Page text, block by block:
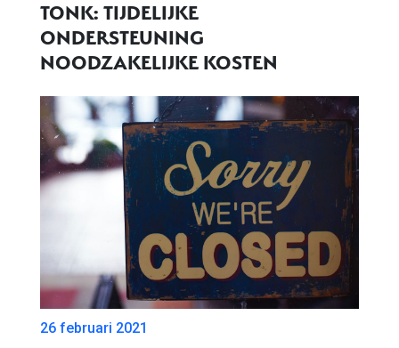
TONK: TIJDELIJKE
ONDERSTEUNING
NOODZAKELIJKE KOSTEN
26 februari 2021